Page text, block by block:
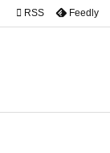


 RSS Feedly